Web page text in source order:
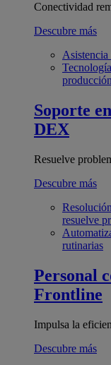
Conectividad
Descubre más
Asistencia
producción
Soporte
DEX
Resuelve
Descubre más
resuelve
rutinarias
Personal
Frontline
Impulsa la
Descubre más